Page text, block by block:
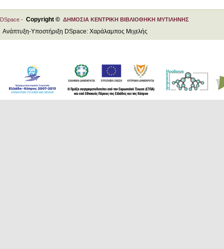
DSpace - Copyright © ΔΗΜΟΣΙΑ ΚΕΝΤΡΙΚΗ ΒΙΒΛΙΟΘΗΚΗ ΜΥΤΙΛΗΝΗΣ
Ανάπτυξη-Υποστήριξη DSpace: Χαράλαμπος Μιχελής